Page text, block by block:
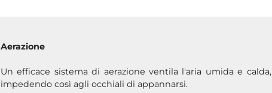
Aerazione
Un efficace sistema di aerazione ventila l'aria umida e calda,
impedendo così agli occhiali di appannarsi.